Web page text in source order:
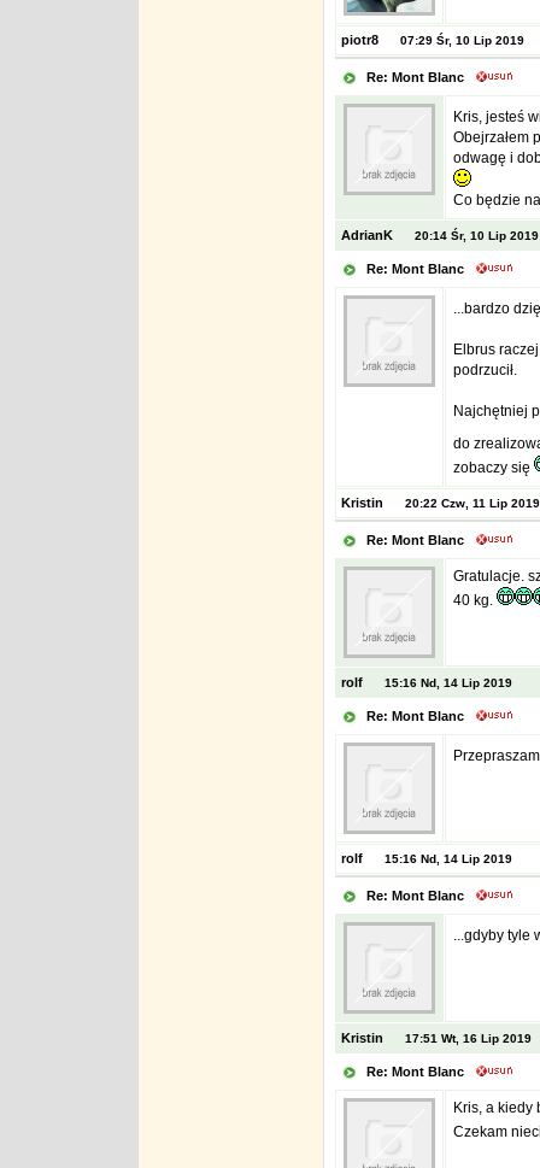
piotr8 07:29 Śr, 10 Lip 2019
Re: Mont Blanc
Kris, jesteś
Obejrzałem
odwagę i
Co będzie
AdrianK 20:14 Śr, 10 Lip 2019
Re: Mont Blanc
...bardzo
Elbrus
podrzucił.
Najchętniej
do
zobaczy się
Kristin 20:22 Czw, 11 Lip 2019
Re: Mont Blanc
Gratulacje.
40 kg.
rolf 15:16 Nd, 14 Lip 2019
Re: Mont Blanc
rolf 15:16 Nd, 14 Lip 2019
Re: Mont Blanc
...gdyby tyle
Kristin 17:51 Wt, 16 Lip 2019
Re: Mont Blanc
Kris, a kiedy
Czekam